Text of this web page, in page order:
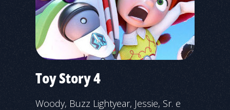
Toy Story 4
Woody, Buzz Lightyear, Jessie, Sr. e